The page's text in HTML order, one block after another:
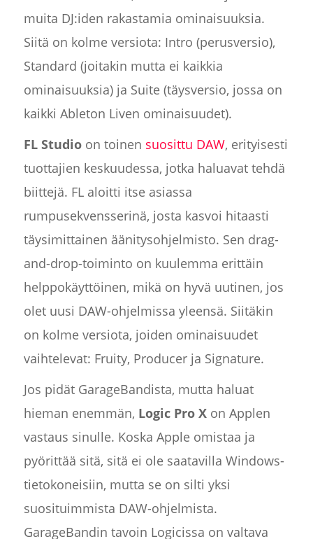
muita DJ:iden rakastamia ominaisuuksia.
Siitä on kolme versiota: Intro (perusversio),
Standard (joitakin mutta ei kaikkia
ominaisuuksia) ja Suite (täysversio, jossa on
kaikki Ableton Liven ominaisuudet).
FL Studioon toinen suosittu DAW, erityisesti
tuottajien keskuudessa, jotka haluavat tehdä
biittejä. FL aloitti itse asiassa
rumpusekvensserinä, josta kasvoi hitaasti
täysimittainen äänitysohjelmisto. Sen drag-
and-drop-toiminto on kuulemma erittäin
helppokäyttöinen, mikä on hyvä uutinen, jos
olet uusi DAW-ohjelmissa yleensä. Siitäkin
on kolme versiota, joiden ominaisuudet
vaihtelevat: Fruity, Producer ja Signature.
Jos pidät GarageBandista, mutta haluat
hieman enemmän, Logic Pro Xon Applen
vastaus sinulle. Koska Apple omistaa ja
pyörittää sitä, sitä ei ole saatavilla Windows-
tietokoneisiin, mutta se on silti yksi
suosituimmista DAW-ohjelmista.
GarageBandin tavoin Logicissa on valtava